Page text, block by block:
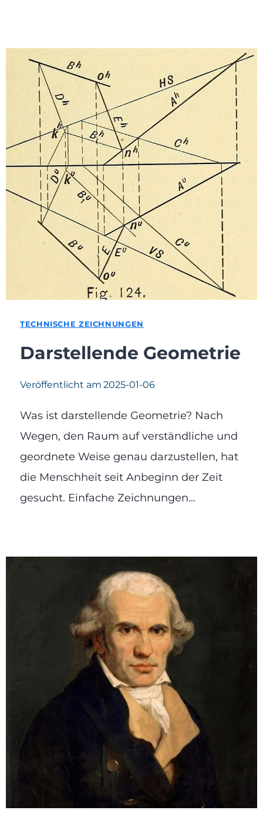
TECHNISCHE ZEICHNUNGEN
Darstellende Geometrie
Veröffentlicht am 2025-01-06
Was ist darstellende Geometrie? Nach
Wegen, den Raum auf verständliche und
geordnete Weise genau darzustellen, hat
die Menschheit seit Anbeginn der Zeit
gesucht. Einfache Zeichnungen…